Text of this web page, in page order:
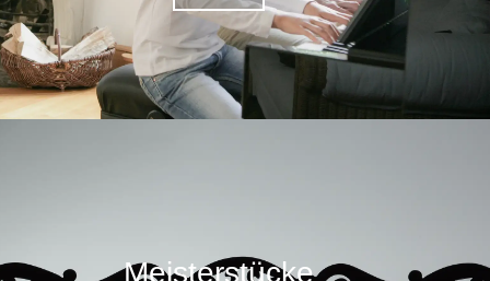
Meisterstücke